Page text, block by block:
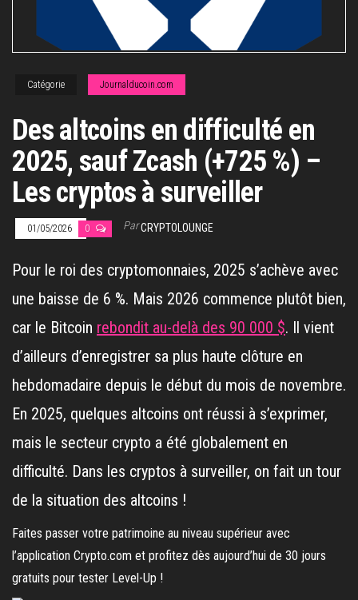
Catégorie Journalducoin.com
Des altcoins en difficulté en
2025, sauf Zcash (+725 %) –
Les cryptos à surveiller
01/05/2026 0 ParCRYPTOLOUNGE
Pour le roi des cryptomonnaies, 2025 s’achève avec
une baisse de 6 %. Mais 2026 commence plutôt bien,
car le Bitcoin rebondit au-delà des 90 000 $. Il vient
d’ailleurs d’enregistrer sa plus haute clôture en
hebdomadaire depuis le début du mois de novembre.
En 2025, quelques altcoins ont réussi à s’exprimer,
mais le secteur crypto a été globalement en
difficulté. Dans les cryptos à surveiller, on fait un tour
de la situation des altcoins !
Faites passer votre patrimoine au niveau supérieur avec
l’application Crypto.com et profitez dès aujourd’hui de 30 jours
gratuits pour tester Level-Up !